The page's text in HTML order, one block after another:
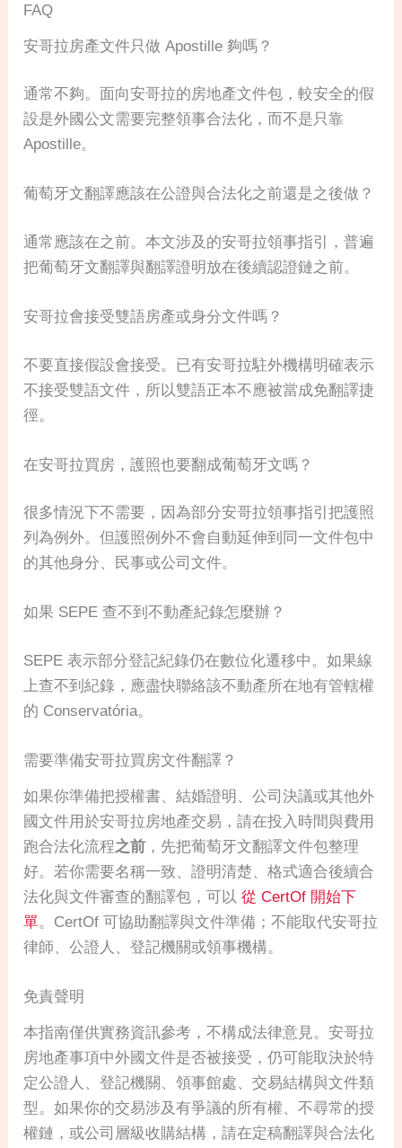
FAQ
安哥拉房產文件只做 Apostille 夠嗎？
通常不夠。面向安哥拉的房地產文件包，較安全的假
設是外國公文需要完整領事合法化，而不是只靠
Apostille。
葡萄牙文翻譯應該在公證與合法化之前還是之後做？
通常應該在之前。本文涉及的安哥拉領事指引，普遍
把葡萄牙文翻譯與翻譯證明放在後續認證鏈之前。
安哥拉會接受雙語房產或身分文件嗎？
不要直接假設會接受。已有安哥拉駐外機構明確表示
不接受雙語文件，所以雙語正本不應被當成免翻譯捷
徑。
在安哥拉買房，護照也要翻成葡萄牙文嗎？
很多情況下不需要，因為部分安哥拉領事指引把護照
列為例外。但護照例外不會自動延伸到同一文件包中
的其他身分、民事或公司文件。
如果 SEPE 查不到不動產紀錄怎麼辦？
SEPE 表示部分登記紀錄仍在數位化遷移中。如果線
上查不到紀錄，應盡快聯絡該不動產所在地有管轄權
的 Conservatória。
需要準備安哥拉買房文件翻譯？
如果你準備把授權書、結婚證明、公司決議或其他外
國文件用於安哥拉房地產交易，請在投入時間與費用
跑合法化流程之前 ，先把葡萄牙文翻譯文件包整理
好。若你需要名稱一致、證明清楚、格式適合後續合
法化與文件審查的翻譯包，可以從 CertOf 開始下
單。CertOf 可協助翻譯與文件準備；不能取代安哥拉
律師、公證人、登記機關或領事機構。
免責聲明
本指南僅供實務資訊參考，不構成法律意見。安哥拉
房地產事項中外國文件是否被接受，仍可能取決於特
定公證人、登記機關、領事館處、交易結構與文件類
型。如果你的交易涉及有爭議的所有權、不尋常的授
權鏈，或公司層級收購結構，請在定稿翻譯與合法化